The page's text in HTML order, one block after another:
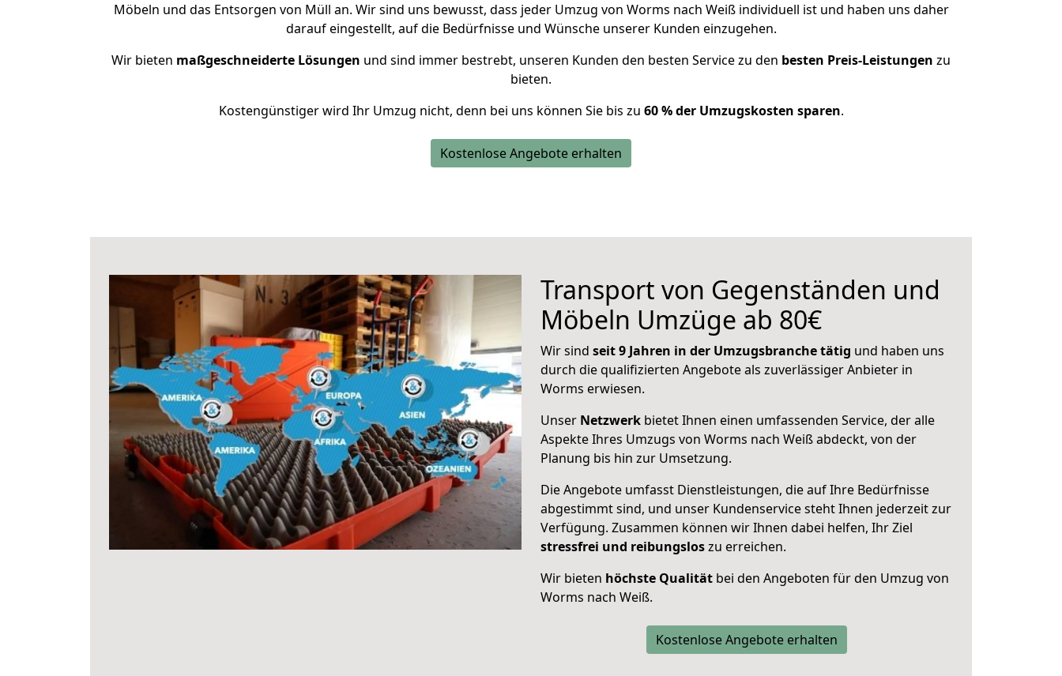
Möbeln und das Entsorgen von Müll an. Wir sind uns bewusst, dass jeder Umzug von Worms nach Weiß individuell ist und haben uns daher
darauf eingestellt, auf die Bedürfnisse und Wünsche unserer Kunden einzugehen.
Wir bieten maßgeschneiderte Lösungen und sind immer bestrebt, unseren Kunden den besten Service zu den besten Preis-Leistungen zu
bieten.
Kostengünstiger wird Ihr Umzug nicht, denn bei uns können Sie bis zu 60 % der Umzugskosten sparen.
Kostenlose Angebote erhalten
Transport von Gegenständen und
Möbeln Umzüge ab 80€
Wir sind seit 9 Jahren in der Umzugsbranche tätig und haben uns
durch die qualifizierten Angebote als zuverlässiger Anbieter in
Worms erwiesen.
Unser Netzwerk bietet Ihnen einen umfassenden Service, der alle
Aspekte Ihres Umzugs von Worms nach Weiß abdeckt, von der
Planung bis hin zur Umsetzung.
Die Angebote umfasst Dienstleistungen, die auf Ihre Bedürfnisse
abgestimmt sind, und unser Kundenservice steht Ihnen jederzeit zur
Verfügung. Zusammen können wir Ihnen dabei helfen, Ihr Ziel
stressfrei und reibungsloszu erreichen.
Wir bieten höchste Qualität bei den Angeboten für den Umzug von
Worms nach Weiß.
Kostenlose Angebote erhalten